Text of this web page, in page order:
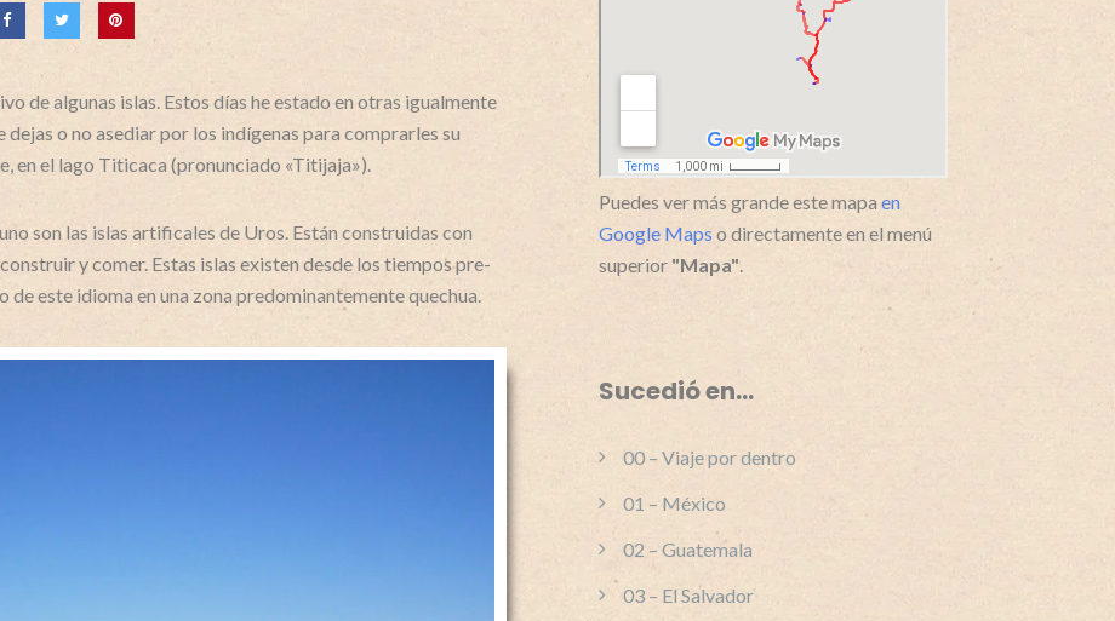
de algunas islas. Estos días he estado en otras igualmente
o no asediar por los indígenas para comprarles su
en el lago Titicaca (pronunciado «Titijaja»).
son las islas artificales de Uros. Están construidas con
y comer. Estas islas existen desde los tiempos pre-
de este idioma en una zona predominantemente quechua.
Puedes ver más grande este mapa en
Google Maps o directamente en el menú
superior "Mapa".
Sucedió en…
00 – Viaje por dentro
01 – México
02 – Guatemala
03 – El Salvador